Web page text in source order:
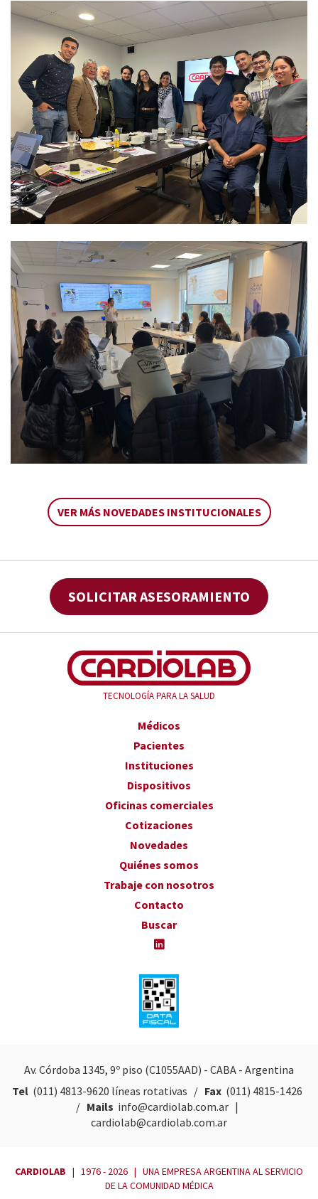
VER MÁS NOVEDADES INSTITUCIONALES
SOLICITAR ASESORAMIENTO
TECNOLOGÍA PARA LA SALUD
Médicos
Pacientes
Instituciones
Dispositivos
Oficinas comerciales
Cotizaciones
Novedades
Quiénes somos
Trabaje con nosotros
Contacto
Buscar
Av. Córdoba 1345, 9º piso (C1055AAD) - CABA - Argentina
Tel (011) 4813-9620 líneas rotativas / Fax (011) 4815-1426
/ Mails info@cardiolab.com.ar|
cardiolab@cardiolab.com.ar
CARDIOLAB | 1976 - 2026 | UNA EMPRESA ARGENTINA AL SERVICIO
DE LA COMUNIDAD MÉDICA